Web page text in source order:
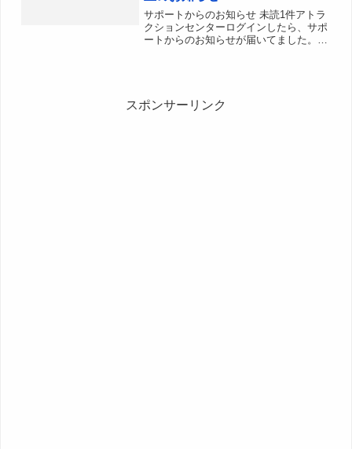
サポートからのお知らせ 未読1件アトラ
クションセンターログインしたら、サポ
ートからのお知らせが届いてました。
スポンサーリンク